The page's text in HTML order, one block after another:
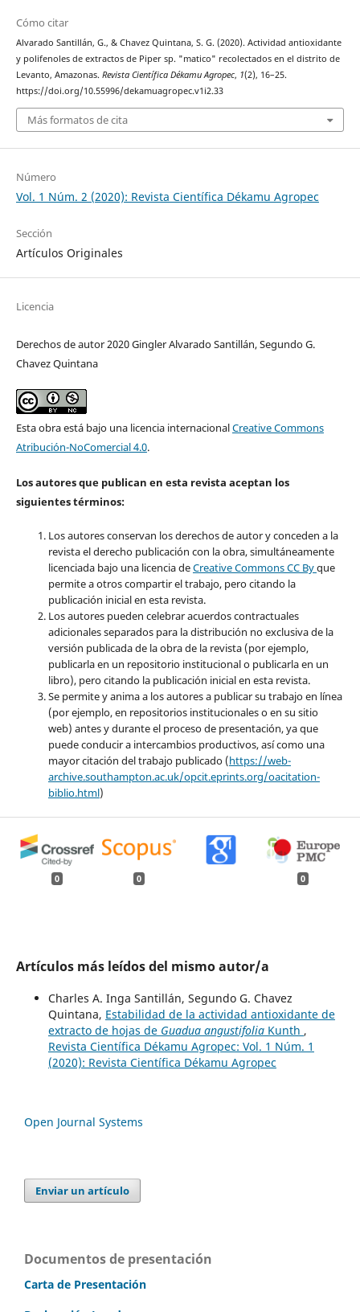
Cómo citar
Alvarado Santillán, G., & Chavez Quintana, S. G. (2020). Actividad antioxidante
y polifenoles de extractos de Piper sp. "matico" recolectados en el distrito de
Levanto, Amazonas. Revista Científica Dékamu Agropec, 1(2), 16–25.
https://doi.org/10.55996/dekamuagropec.v1i2.33
Más formatos de cita
Número
Vol. 1 Núm. 2 (2020): Revista Científica Dékamu Agropec
Sección
Artículos Originales
Licencia
Derechos de autor 2020 Gingler Alvarado Santillán, Segundo G.
Chavez Quintana
Esta obra está bajo una licencia internacionalCreative Commons
Atribución-NoComercial 4.0.
Los autores que publican en esta revista aceptan los
siguientes términos:
Los autores conservan los derechos de autor y conceden a la
revista el derecho publicación con la obra, simultáneamente
licenciada bajo una licencia deCreative Commons CC Byque
permite a otros compartir el trabajo, pero citando la
publicación inicial en esta revista.
Los autores pueden celebrar acuerdos contractuales
adicionales separados para la distribución no exclusiva de la
versión publicada de la obra de la revista (por ejemplo,
publicarla en un repositorio institucional o publicarla en un
libro), pero citando la publicación inicial en esta revista.
Se permite y anima a los autores a publicar su trabajo en línea
(por ejemplo, en repositorios institucionales o en su sitio
web) antes y durante el proceso de presentación, ya que
puede conducir a intercambios productivos, así como una
mayor citación del trabajo publicado (https://web-
archive.southampton.ac.uk/opcit.eprints.org/oacitation-
biblio.html)
0 0 0
Artículos más leídos del mismo autor/a
Charles A. Inga Santillán, Segundo G. Chavez
Quintana, Estabilidad de la actividad antioxidante de
extracto de hojas de Guadua angustifoliaKunth ,
Revista Científica Dékamu Agropec: Vol. 1 Núm. 1
(2020): Revista Científica Dékamu Agropec
Open Journal Systems
Enviar un artículo
Documentos de presentación
Carta de Presentación